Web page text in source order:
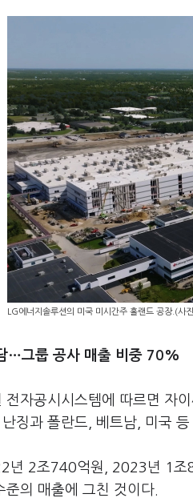
LG에너지솔루션의 미국 미시간주 홀랜드 공장.(사
…그룹 공사 매출 비중 70%
전자공시시스템에 따르면 자
징과 폴란드, 베트남, 미국
년 2조740억원, 2023년 1조
준의 매출에 그친 것이다.